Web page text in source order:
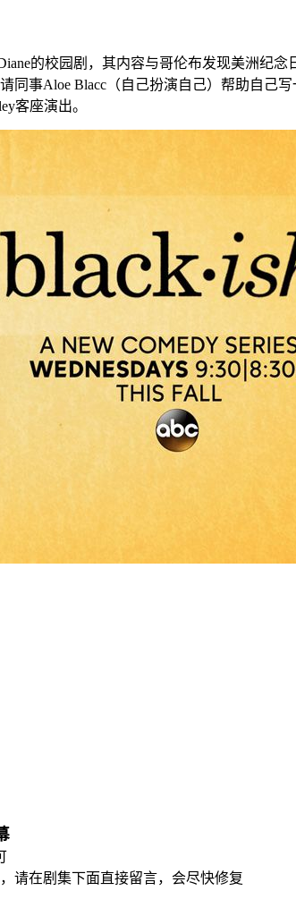
的校园剧，其内容与哥伦布发现美洲纪
同事Aloe Blacc（自己扮演自己）帮助自己
客座演出。
请在剧集下面直接留言，会尽快修复